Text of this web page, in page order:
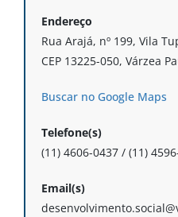
Endereço
Rua Arajá, nº 199, Vila
CEP 13225-050, Várzea
Buscar no Google Maps
Telefone(s)
(11) 4606-0437 / (11)
Email(s)